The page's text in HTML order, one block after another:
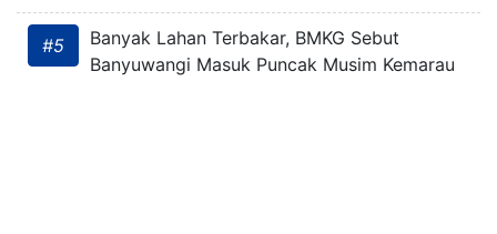
#5
Banyak Lahan Terbakar, BMKG Sebut
Banyuwangi Masuk Puncak Musim Kemarau